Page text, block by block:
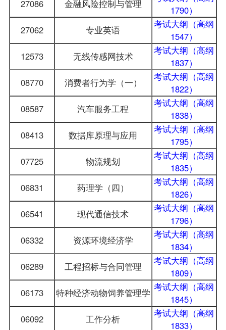
27086
金融风险控制与管理
1790）
27062
专业英语
考试大纲（高纲
1547）
12573
无线传感网技术
考试大纲（高纲
1837）
08770
消费者行为学（一）
考试大纲（高纲
1822）
08587
汽车服务工程
考试大纲（高纲
1838）
08413
数据库原理与应用
考试大纲（高纲
1795）
07725
物流规划
考试大纲（高纲
1835）
06831
药理学（四）
考试大纲（高纲
1826）
06541
现代通信技术
考试大纲（高纲
1796）
06332
资源环境经济学
考试大纲（高纲
1834）
06289
工程招标与合同管理
考试大纲（高纲
1809）
06173
特种经济动物饲养管理学 考试大纲（高纲
1845）
06092
工作分析
考试大纲（高纲
1833）